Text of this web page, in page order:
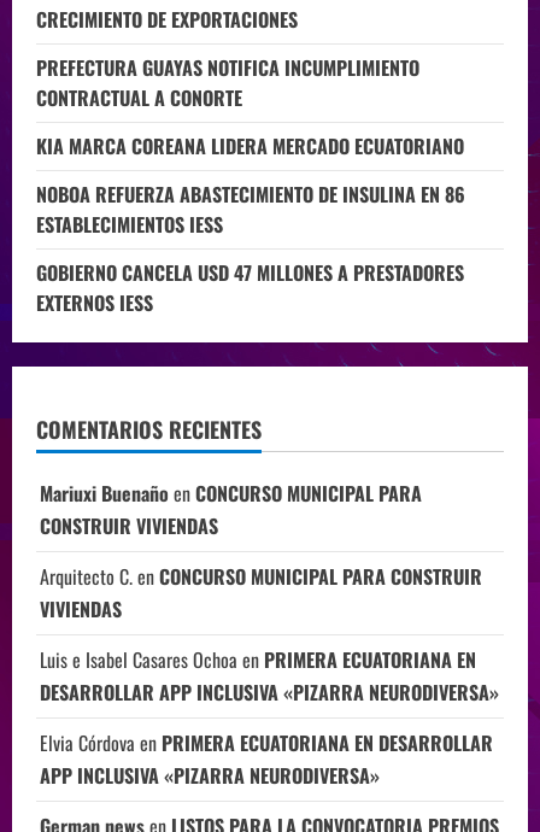
CRECIMIENTO DE EXPORTACIONES
PREFECTURA GUAYAS NOTIFICA INCUMPLIMIENTO
CONTRACTUAL A CONORTE
KIA MARCA COREANA LIDERA MERCADO ECUATORIANO
NOBOA REFUERZA ABASTECIMIENTO DE INSULINA EN 86
ESTABLECIMIENTOS IESS
GOBIERNO CANCELA USD 47 MILLONES A PRESTADORES
EXTERNOS IESS
COMENTARIOS RECIENTES
Mariuxi Buenaño enCONCURSO MUNICIPAL PARA
CONSTRUIR VIVIENDAS
Arquitecto C.enCONCURSO MUNICIPAL PARA CONSTRUIR
VIVIENDAS
Luis e Isabel Casares Ochoa en PRIMERA ECUATORIANA EN
DESARROLLAR APP INCLUSIVA «PIZARRA NEURODIVERSA»
Elvia Córdova en PRIMERA ECUATORIANA EN DESARROLLAR
APP INCLUSIVA «PIZARRA NEURODIVERSA»
German newsen LISTOS PARA LA CONVOCATORIA PREMIOS